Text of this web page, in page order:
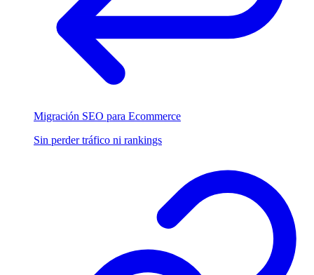
Migración SEO para Ecommerce
Sin perder tráfico ni rankings